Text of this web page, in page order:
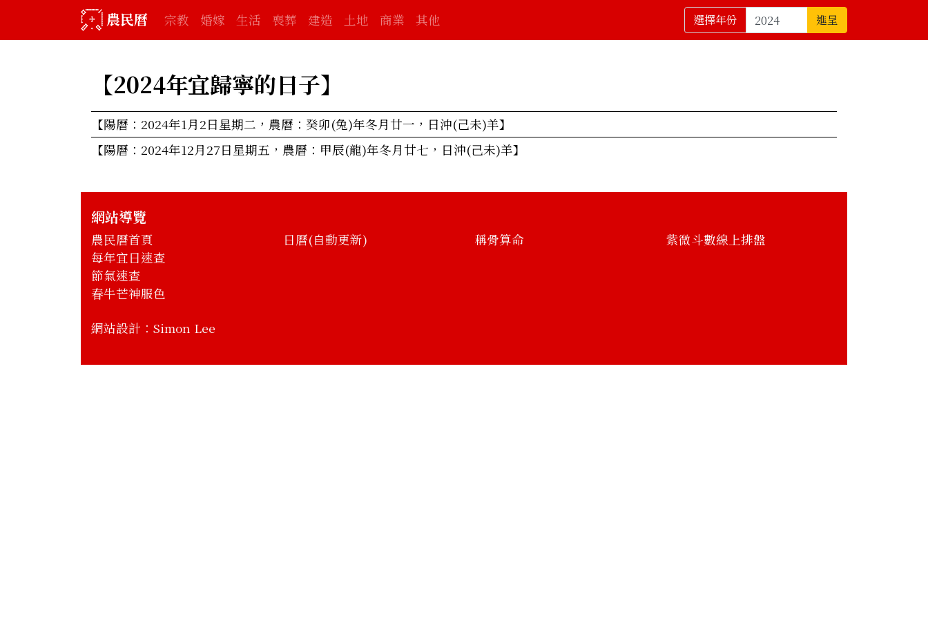
農民曆 宗教 婚嫁 生活 喪葬 建造 土地 商業 其他 選擇年份 進呈
【2024年宜歸寧的日子】
【陽曆：2024年1月2日星期二，農曆：癸卯(兔)年冬月廿一，日沖(己未)羊】
【陽曆：2024年12月27日星期五，農曆：甲辰(龍)年冬月廿七，日沖(己未)羊】
網站導覽
農民曆首頁
每年宜日速查
節氣速查
日曆(自動更新) 稱骨算命 紫微斗數線上排盤
春牛芒神服色
網站設計： Simon Lee